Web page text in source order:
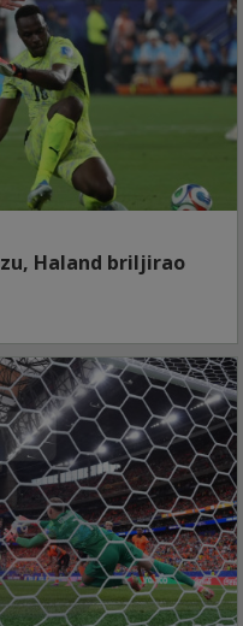
Haland briljirao